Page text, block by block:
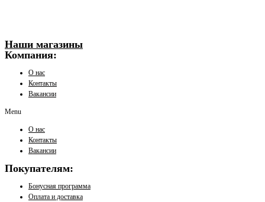
Наши магазины
Компания:
О нас
Контакты
Вакансии
Menu
О нас
Контакты
Вакансии
Покупателям:
Бонусная программа
Оплата и доставка